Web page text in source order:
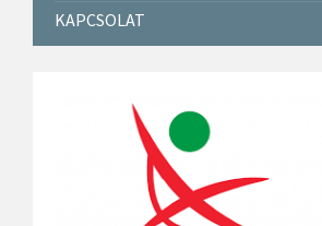
KAPCSOLAT